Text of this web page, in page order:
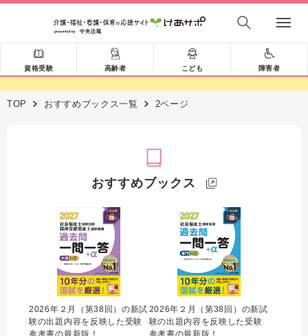
資格受験 高齢者 こども 障害者
TOP おすすめブックス一覧 2ページ
おすすめブックス
2026年２月（第38回）の新試
験の出題内容を反映した受験
参考書の最新版！
2026年２月（第38回）の新試
験の出題内容を反映した受験
参考書の最新版！